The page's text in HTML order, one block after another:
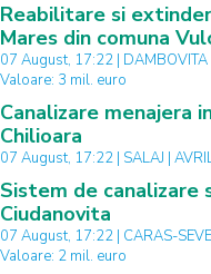
Reabilitare si
Mares din comuna
07 August, 17:22 | DAMBOVITA
Valoare: 3 mil. euro
Canalizare menajera
Chilioara
07 August, 17:22 | SALAJ |
Sistem de canalizare
Ciudanovita
07 August, 17:22 | CARAS-
Valoare: 2 mil. euro